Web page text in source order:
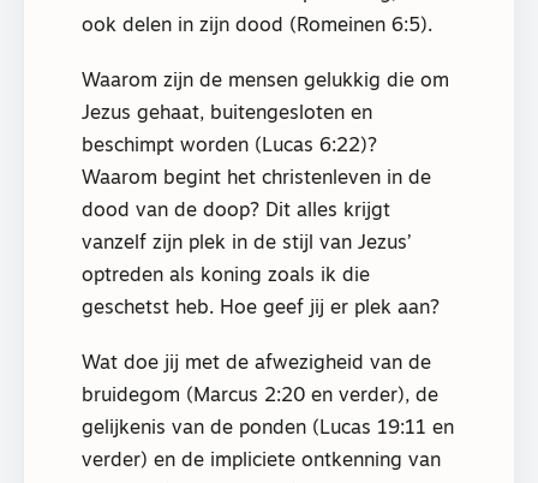
ook delen in zijn dood (Romeinen 6:5).
Waarom zijn de mensen gelukkig die om
Jezus gehaat, buitengesloten en
beschimpt worden (Lucas 6:22)?
Waarom begint het christenleven in de
dood van de doop? Dit alles krijgt
vanzelf zijn plek in de stijl van Jezus’
optreden als koning zoals ik die
geschetst heb. Hoe geef jij er plek aan?
Wat doe jij met de afwezigheid van de
bruidegom (Marcus 2:20 en verder), de
gelijkenis van de ponden (Lucas 19:11 en
verder) en de impliciete ontkenning van